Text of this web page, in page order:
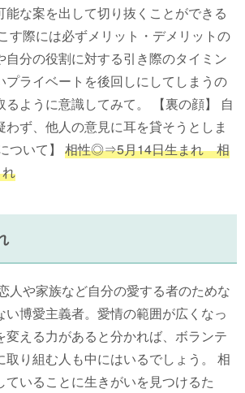
能な案を出して切り抜くことができる
す際には必ずメリット・デメリットの
自分の役割に対する引き際のタイミン
プライベートを後回しにしてしまうの
るように意識してみて。 【裏の顔】 自
ず、他人の意見に耳を貸そうとしま
ついて】 相性◎⇒5月14日生まれ 相
人や家族など自分の愛する者のためな
い博愛主義者。愛情の範囲が広くなっ
変える力があると分かれば、ボランテ
取り組む人も中にはいるでしょう。 相
ていることに生きがいを見つけるた